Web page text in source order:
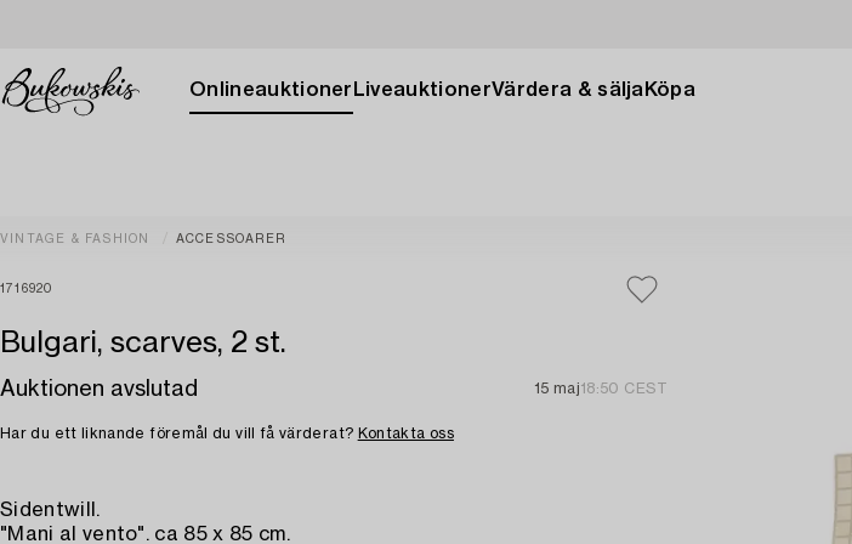
Onlineauktioner LiveauktionerVärdera & sälja Köpa
VINTAGE & FASHION ACCESSOARER
1716920
Bulgari, scarves, 2 st.
Auktionen avslutad 15 maj18:50 CEST
Har du ett liknande föremål du vill få värderat? Kontakta oss
Sidentwill.
"Mani al vento". ca 85 x 85 cm.